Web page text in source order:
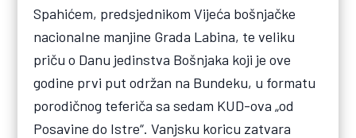
Spahićem, predsjednikom Vijeća bošnjačke
nacionalne manjine Grada Labina, te veliku
priču o Danu jedinstva Bošnjaka koji je ove
godine prvi put održan na Bundeku, u formatu
porodičnog teferiča sa sedam KUD-ova „od
Posavine do Istre“. Vanjsku koricu zatvara